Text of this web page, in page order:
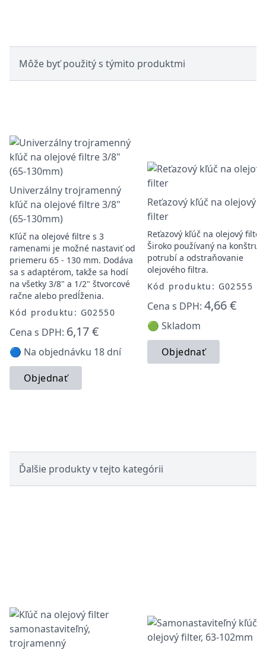
Môže byť použitý s týmito produktmi
Univerzálny trojramenný
kľúč na olejové filtre 3/8"
(65-130mm)
Kľúč na olejové filtre s 3
ramenami je možné nastaviť od
priemeru 65 - 130 mm. Dodáva
sa s adaptérom, takže sa hodí
na všetky 3/8" a 1/2" štvorcové
račne alebo predĺženia.
Kód produktu: G02550
Cena s DPH: 6,17 €
🔵 Na objednávku 18 dní
Objednať
Reťazový kľúč na olejový
filter
Reťazový kľúč na olejový filter.
Široko používaný na
potrubí a odstraňovanie
olejového filtra.
Kód produktu: G02555
Cena s DPH: 4,66 €
🟢 Skladom
Objednať
Ďalšie produkty v tejto kategórii